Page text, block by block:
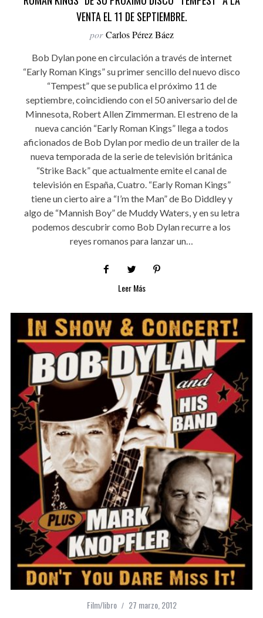
VENTA EL 11 DE SEPTIEMBRE.
por Carlos Pérez Báez
Bob Dylan pone en circulación a través de internet
“Early Roman Kings” su primer sencillo del nuevo disco
“Tempest” que se publica el próximo 11 de
septiembre, coincidiendo con el 50 aniversario del de
Minnesota, Robert Allen Zimmerman. El estreno de la
nueva canción “Early Roman Kings” llega a todos
aficionados de Bob Dylan por medio de un trailer de la
nueva temporada de la serie de televisión británica
“Strike Back” que actualmente emite el canal de
televisión en España, Cuatro. “Early Roman Kings”
tiene un cierto aire a “I’m the Man” de Bo Diddley y
algo de “Mannish Boy” de Muddy Waters, y en su letra
podemos descubrir como Bob Dylan recurre a los
reyes romanos para lanzar un…
Leer Más
Film/libro 27 marzo, 2012